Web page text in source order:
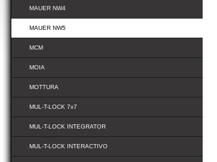
MAUER NW4
MAUER NW5
MCM
MOIA
MOTTURA
MUL-T-LOCK 7x7
MUL-T-LOCK INTEGRATOR
MUL-T-LOCK INTERACTIVO